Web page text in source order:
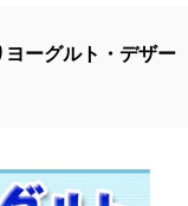
ーグルト・デザー